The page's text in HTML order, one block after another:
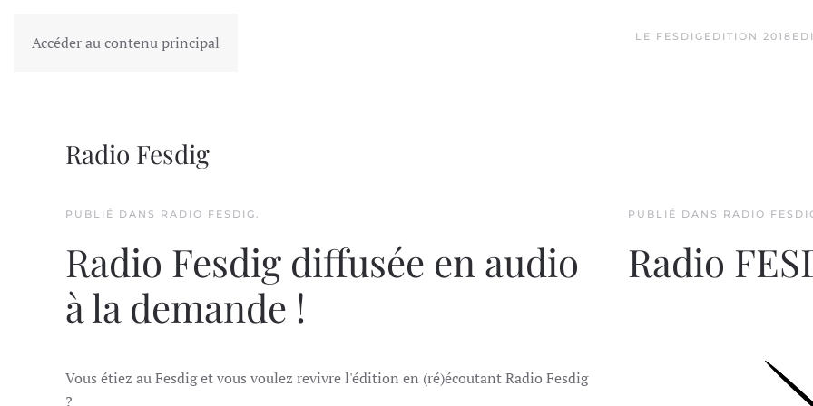
Accéder au contenu principal
FESDIG LE FESDIG EDITION 2018
Radio Fesdig
PUBLIÉ DANS RADIO FESDIG.
Radio Fesdig diffusée en audio
à la demande !
Vous étiez au Fesdig et vous voulez revivre l'édition en (ré)écoutant Radio Fesdig
?
PUBLIÉ DANS RADIO
Radio